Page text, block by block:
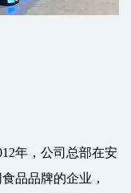
年，公司总部在安
品品牌的企业，